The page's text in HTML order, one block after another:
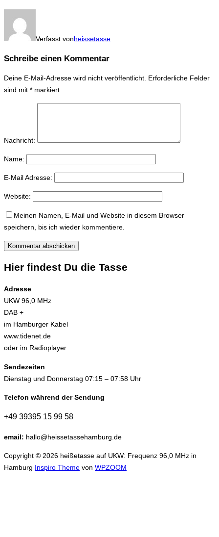
Verfasst vonheissetasse
Schreibe einen Kommentar
Deine E-Mail-Adresse wird nicht veröffentlicht. Erforderliche Felder
sind mit * markiert
Nachricht:
Name:
E-Mail Adresse:
Website:
Meinen Namen, E-Mail und Website in diesem Browser
speichern, bis ich wieder kommentiere.
Hier findest Du die Tasse
Adresse
UKW 96,0 MHz
DAB +
im Hamburger Kabel
www.tidenet.de
oder im Radioplayer
Sendezeiten
Dienstag und Donnerstag 07:15 – 07:58 Uhr
Telefon während der Sendung
+49 39395 15 99 58
email: hallo@heissetassehamburg.de
Copyright © 2026 heißetasse auf UKW: Frequenz 96,0 MHz in
Hamburg Inspiro Theme von WPZOOM